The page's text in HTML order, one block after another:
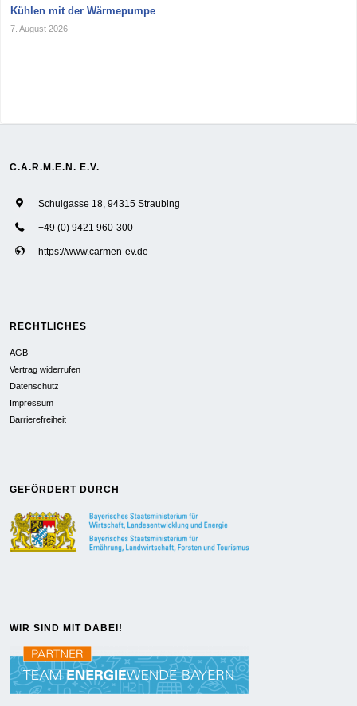
Kühlen mit der Wärmepumpe
7. August 2026
C.A.R.M.E.N. E.V.
Schulgasse 18, 94315 Straubing
+49 (0) 9421 960-300
https://www.carmen-ev.de
RECHTLICHES
AGB
Vertrag widerrufen
Datenschutz
Impressum
Barrierefreiheit
GEFÖRDERT DURCH
WIR SIND MIT DABEI!